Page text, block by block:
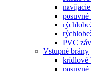
PVC
Vstupné brány
krídlové
posuvné